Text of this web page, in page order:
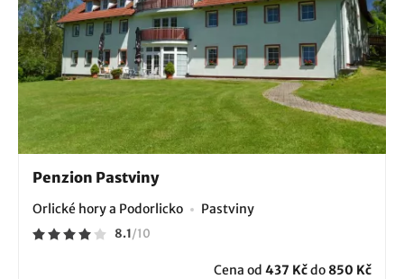
Penzion Pastviny
Orlické hory a Podorlicko Pastviny
8.1/10
Cena od 437 Kčdo 850 Kč